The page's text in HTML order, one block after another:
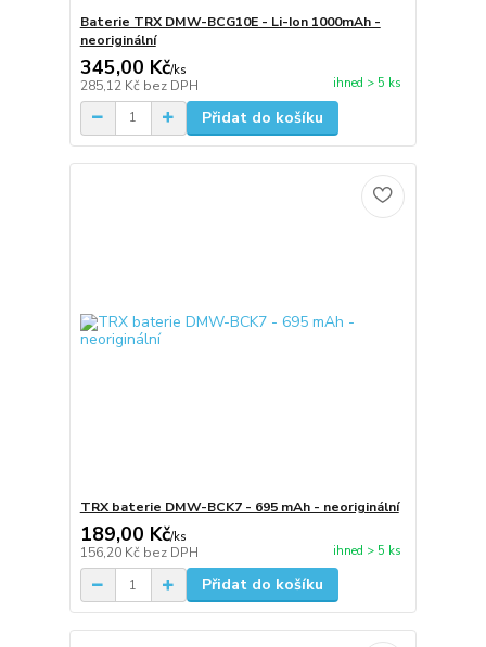
Baterie TRX DMW-BCG10E - Li-Ion 1000mAh -
neoriginální
345,00 Kč/ks
285,12 Kč bez DPH ihned > 5 ks
Přidat do košíku
TRX baterie DMW-BCK7 - 695 mAh - neoriginální
189,00 Kč/ks
156,20 Kč bez DPH ihned > 5 ks
Přidat do košíku